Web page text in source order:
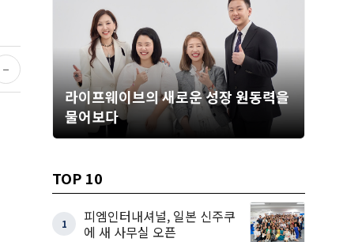
라이프웨이브의 새로운 성장 원동력을
물어보다
TOP 10
1
피엠인터내셔널, 일본 신주쿠
에 새 사무실 오픈